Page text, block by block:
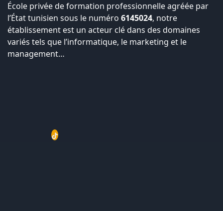
École privée de formation professionnelle agréée par
l’État tunisien sous le numéro 6145024, notre
établissement est un acteur clé dans des domaines
variés tels que l’informatique, le marketing et le
management…